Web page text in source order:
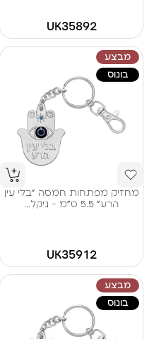
UK35892
מבצע
בונוס
מחזיק מפתחות חמסה "בלי עין
הרע" 5.5 ס"מ - ניקל...
UK35912
מבצע
בונוס